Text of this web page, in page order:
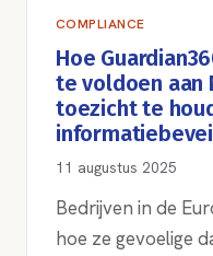
COMPLIANCE
Hoe
te voldoen aan
toezicht te
11 augustus 2025
Bedrijven in de
hoe ze gevoelige